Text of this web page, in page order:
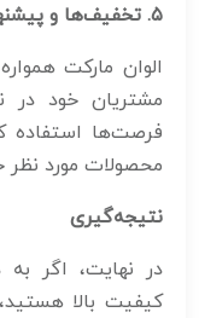
۵.تخفیف‌ها و
الوان مارکت
مشتریان خود در
فرصت‌ها استفاده
محصولات مورد نظر
نتیجه‌گیری
در نهایت، اگر
کیفیت بالا